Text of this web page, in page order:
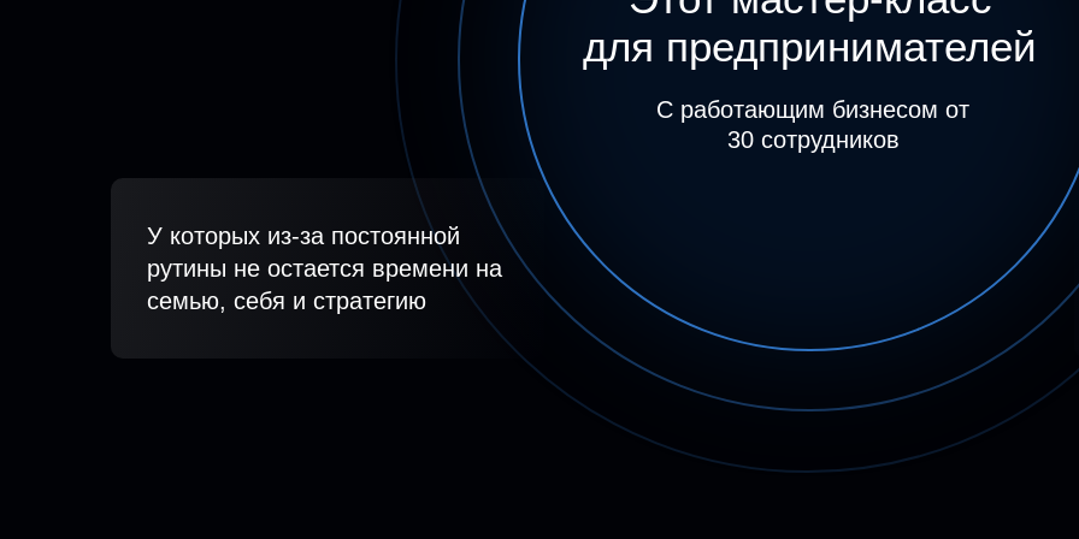
С работающим бизнесом от
30 сотрудников
для предпринимателей
У которых из-за постоянной
рутины не остается времени на
семью, себя и стратегию
Как перестать быть рабом своего
бизнеса и высвободить время для
Как создать систему в
сотрудник понимает свой
и работает на общую цель